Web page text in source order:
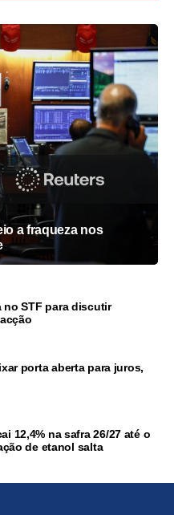
a fraqueza nos
no STF para discutir
porta aberta para juros,
12,4% na safra 26/27 até o
de etanol salta